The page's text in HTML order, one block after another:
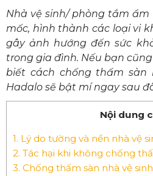
Nhà vệ sinh/ phòng tắm
mốc, hình thành các loại vi
gây ảnh hướng đến sức
trong gia đình. Nếu bạn
biết cách chống thấm sàn
Hadalo sẽ bật mí ngay sau
Nội dung
1. Lý do tường và nền nhà vệ
2. Tác hại khi không chống
3. Chống thấm sàn nhà vệ